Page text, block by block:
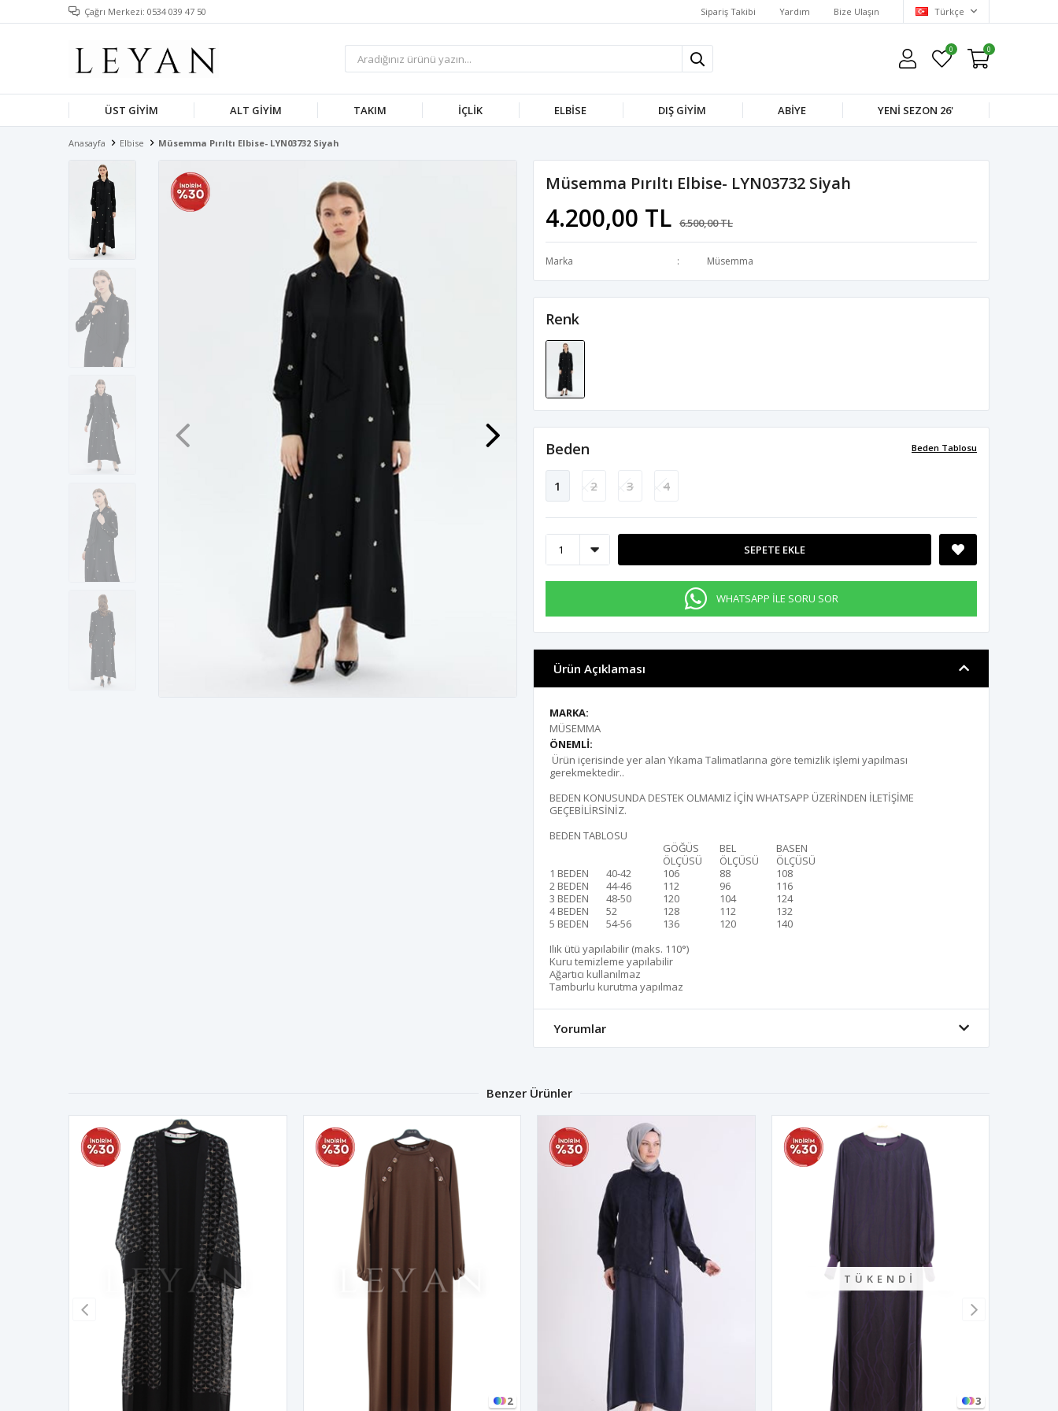
Çağrı Merkezi: 0534 039 47 50 Sipariş Takibi Yardım Bize Ulaşın Türkçe
0 0
ÜST GIYIM ALT GIYIM TAKIM İÇLIK ELBISE DIŞ GIYIM ABIYE YENI SEZON 26'
Anasayfa Elbise Müsemma Pırıltı Elbise- LYN03732 Siyah
Müsemma Pırıltı Elbise- LYN03732 Siyah
4.200,00 TL 6.500,00 TL
Marka Müsemma
Renk
Beden Tablosu
Beden
1 2 3 4
SEPETE EKLE
WHATSAPP İLE SORU SOR
Ürün Açıklaması
MARKA:
MÜSEMMA
ÖNEMLİ:
Ürün içerisinde yer alan Yıkama Talimatlarına göre temizlik işlemi yapılması
gerekmektedir..
BEDEN KONUSUNDA DESTEK OLMAMIZ İÇİN WHATSAPP ÜZERİNDEN İLETİŞİME
GEÇEBİLİRSİNİZ.
BEDEN TABLOSU
GÖĞÜS
ÖLÇÜSÜ
BEL
ÖLÇÜSÜ
BASEN
ÖLÇÜSÜ
1 BEDEN
40-42 106 88
108
2 BEDEN
44-46 112 96
116
3 BEDEN
48-50 120 104
124
4 BEDEN
52 128 112
132
5 BEDEN
54-56 136 120
140
Ilık ütü yapılabilir (maks. 110°)
Kuru temizleme yapılabilir
Ağartıcı kullanılmaz
Tamburlu kurutma yapılmaz
Yorumlar
Benzer Ürünler
2
TÜKENDI
3